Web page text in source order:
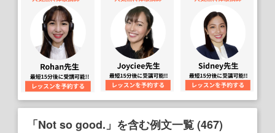
「Not so good.」を含む例文一覧 (467)